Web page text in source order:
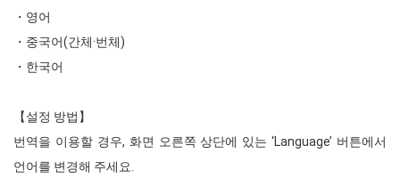
・영어
・중국어(간체·번체)
・한국어
【설정 방법】
번역을 이용할 경우, 화면 오른쪽 상단에 있는 ‘Language’ 버튼에서
언어를 변경해 주세요.